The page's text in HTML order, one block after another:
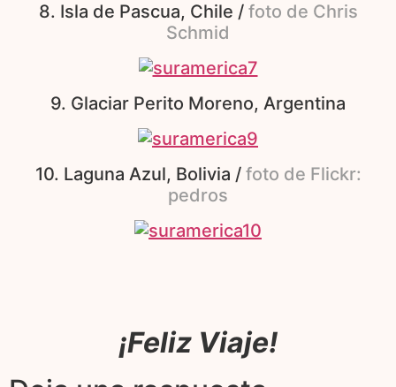
8. Isla de Pascua, Chile / foto de Chris
Schmid
9. Glaciar Perito Moreno, Argentina
10. Laguna Azul, Bolivia /foto de Flickr:
pedros
¡Feliz Viaje!